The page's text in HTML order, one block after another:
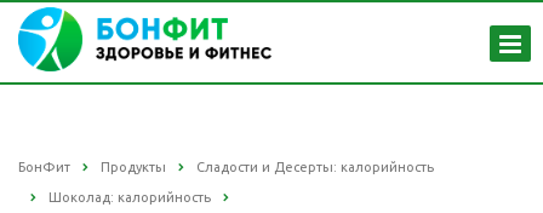
БонФит Продукты Сладости и Десерты: калорийность
Шоколад: калорийность